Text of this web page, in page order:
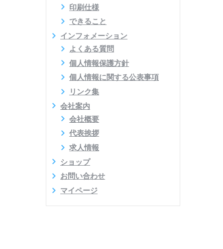
印刷仕様
できること
インフォメーション
よくある質問
個人情報保護方針
個人情報に関する公表事項
リンク集
会社案内
会社概要
代表挨拶
求人情報
ショップ
お問い合わせ
マイページ